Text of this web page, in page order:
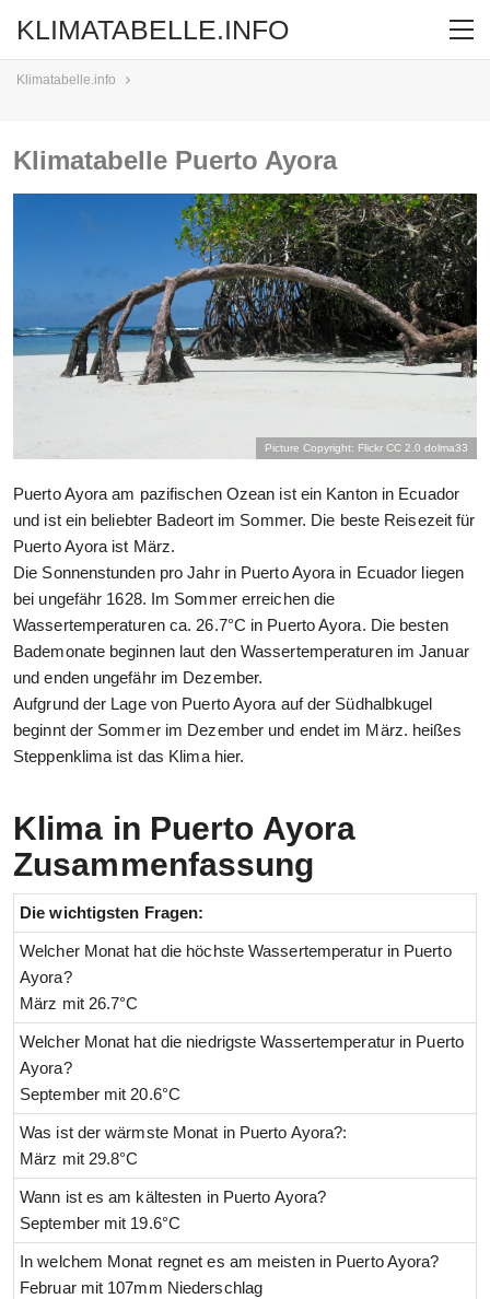
KLIMATABELLE.INFO
Klimatabelle.info
Klimatabelle Puerto Ayora
Picture Copyright: Flickr CC 2.0 dolma33
Puerto Ayora am pazifischen Ozean ist ein Kanton in Ecuador
und ist ein beliebter Badeort im Sommer. Die beste Reisezeit für
Puerto Ayora ist März.
Die Sonnenstunden pro Jahr in Puerto Ayora in Ecuador liegen
bei ungefähr 1628. Im Sommer erreichen die
Wassertemperaturen ca. 26.7°C in Puerto Ayora. Die besten
Bademonate beginnen laut den Wassertemperaturen im Januar
und enden ungefähr im Dezember.
Aufgrund der Lage von Puerto Ayora auf der Südhalbkugel
beginnt der Sommer im Dezember und endet im März. heißes
Steppenklima ist das Klima hier.
Klima in Puerto Ayora
Zusammenfassung
Die wichtigsten Fragen:
Welcher Monat hat die höchste Wassertemperatur in Puerto
Ayora?
März mit 26.7°C
Welcher Monat hat die niedrigste Wassertemperatur in Puerto
Ayora?
September mit 20.6°C
Was ist der wärmste Monat in Puerto Ayora?:
März mit 29.8°C
Wann ist es am kältesten in Puerto Ayora?
September mit 19.6°C
In welchem Monat regnet es am meisten in Puerto Ayora?
Februar mit 107mm Niederschlag